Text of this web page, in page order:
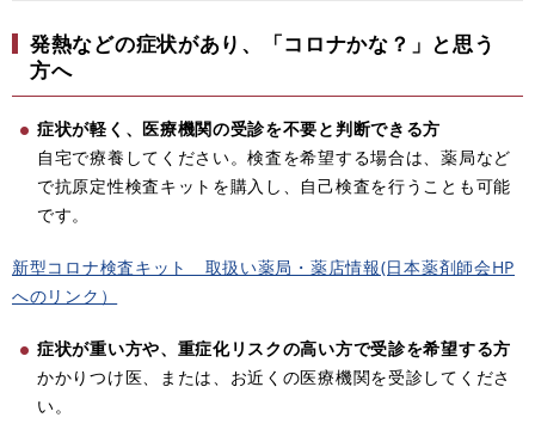
発熱などの症状があり、「コロナかな？」と思う
方へ
症状が軽く、医療機関の受診を不要と判断できる方
自宅で療養してください。検査を希望する場合は、薬局など
で抗原定性検査キットを購入し、自己検査を行うことも可能
です。
新型コロナ検査キット 取扱い薬局・薬店情報(日本薬剤師会HP
へのリンク）
症状が重い方や、重症化リスクの高い方で受診を希望する方
かかりつけ医、または、お近くの医療機関を受診してくださ
い。